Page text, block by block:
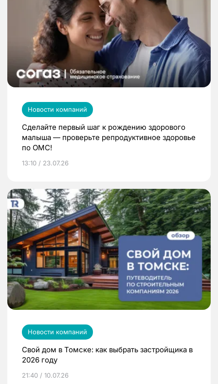
Новости компаний
Сделайте первый шаг к рождению здорового
малыша — проверьте репродуктивное здоровье
по ОМС!
13:10 / 23.07.26
Новости компаний
Свой дом в Томске: как выбрать застройщика в
2026 году
21:40 / 10.07.26